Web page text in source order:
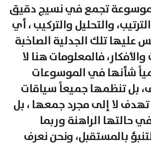
تجمع في نسيج دقيق
والتحليل والتركيب ، أي
عليها تلك الجدلية الصاخبة
فالمعلومات هنا لا
شأنها في الموسوعات
بل تنظمها جميعاً سياقات
لا إلى مجرد جمعها ، بل
حالتها الراهنة وربما
بالمستقبل، ونحن نعرف